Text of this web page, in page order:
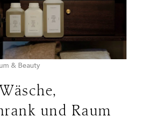
& Beauty
und Raum